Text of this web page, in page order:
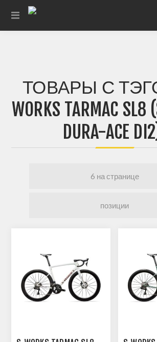
ТОВАРЫ С
WORKS TARMAC SL8
DURA-ACE